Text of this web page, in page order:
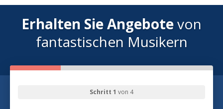
Erhalten Sie Angebotevon
fantastischen Musikern
Schritt 1 von 4